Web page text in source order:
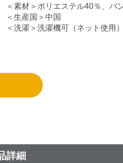
＜素材＞ポリエステル40％、バ
＜生産国＞中国
＜洗濯＞洗濯機可（ネット使用）
詳細